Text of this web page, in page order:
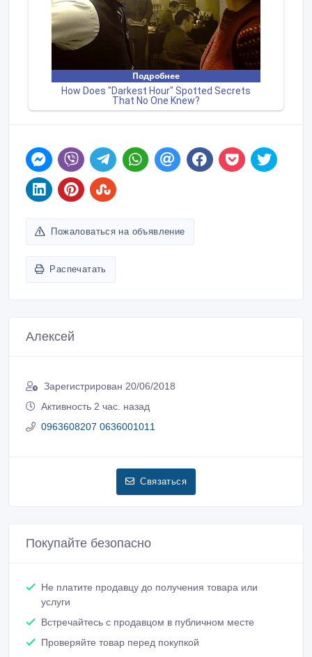
Пожаловаться на объявление
Распечатать
Алексей
Зарегистрирован 20/06/2018
Активность 2 час. назад
0963608207 0636001011
Связаться
Покупайте безопасно
Не платите продавцу до получения товара или
услуги
Встречайтесь с продавцом в публичном месте
Проверяйте товар перед покупкой